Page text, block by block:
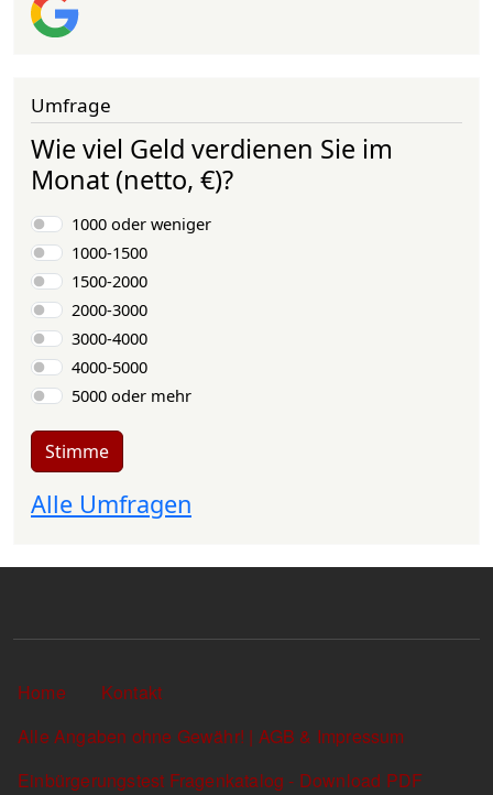
Umfrage
Wie viel Geld verdienen Sie im
Monat (netto, €)?
Auswahlmöglichkeiten
1000 oder weniger
1000-1500
1500-2000
2000-3000
3000-4000
4000-5000
5000 oder mehr
Stimme
Alle Umfragen
Sekundärlinks
Home
Kontakt
Alle Angaben ohne Gewähr! | AGB & Impressum
Einbürgerungstest Fragenkatalog - Download PDF